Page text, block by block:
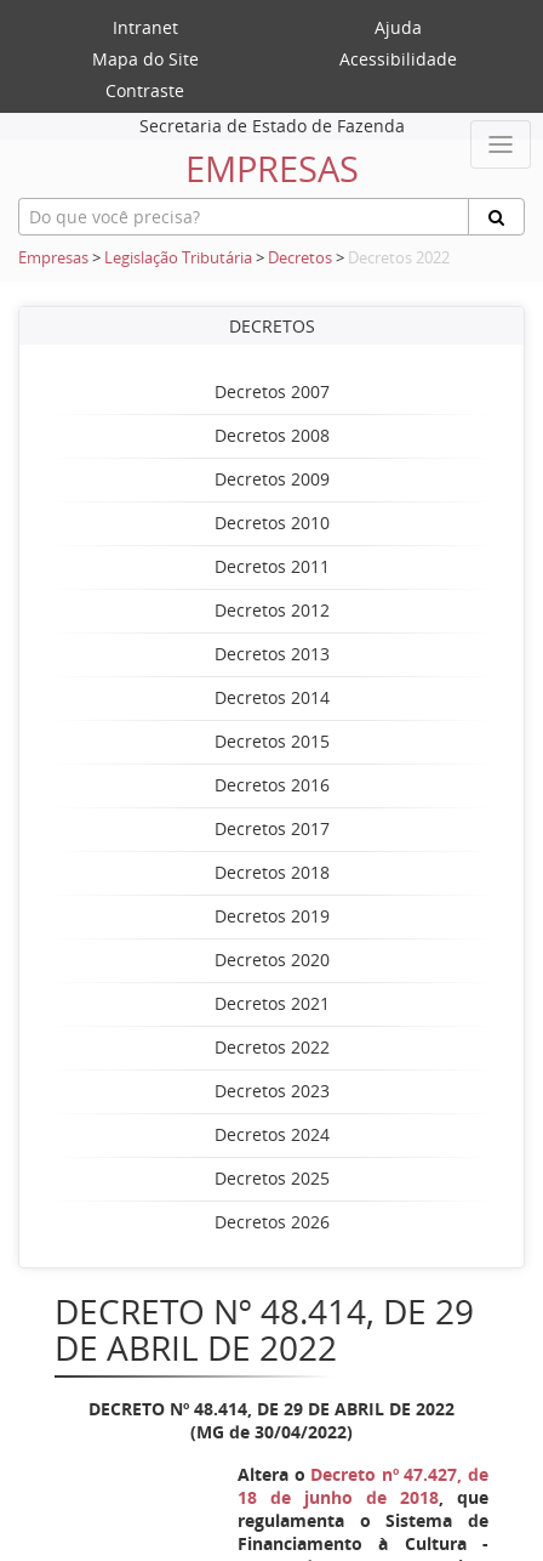
Intranet
Ajuda
Mapa do Site
Acessibilidade
Contraste
Secretaria de Estado de Fazenda
EMPRESAS
Empresas> Legislação Tributária> Decretos> Decretos 2022
DECRETOS
Decretos 2007
Decretos 2008
Decretos 2009
Decretos 2010
Decretos 2011
Decretos 2012
Decretos 2013
Decretos 2014
Decretos 2015
Decretos 2016
Decretos 2017
Decretos 2018
Decretos 2019
Decretos 2020
Decretos 2021
Decretos 2022
Decretos 2023
Decretos 2024
Decretos 2025
Decretos 2026
DECRETO Nº 48.414, DE 29
DE ABRIL DE 2022
DECRETO Nº 48.414, DE 29 DE ABRIL DE 2022
(MG de 30/04/2022)
Altera o Decreto nº 47.427, de
18 de junho de 2018, que
regulamenta o Sistema de
Financiamento à Cultura -